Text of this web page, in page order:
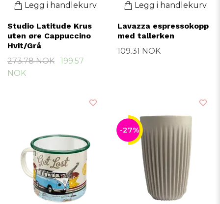
Legg i handlekurv
Studio Latitude Krus
uten øre Cappuccino
Hvit/Grå
273.78 NOK
199.57
NOK
Legg i handlekurv
Lavazza espressokopp
med tallerken
109.31 NOK
-27%